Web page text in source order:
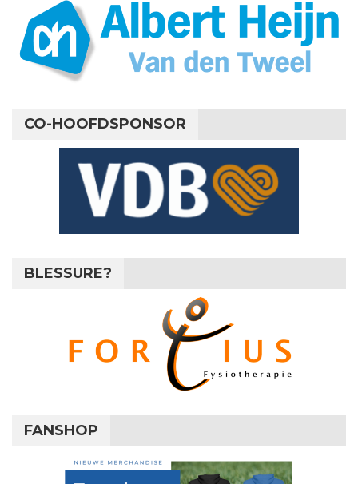
CO-HOOFDSPONSOR
BLESSURE?
FANSHOP